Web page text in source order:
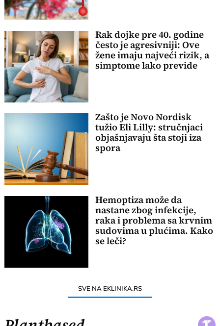
Rak dojke pre 40. godine
često je agresivniji: Ove
žene imaju najveći rizik, a
simptome lako previde
Zašto je Novo Nordisk
tužio Eli Lilly: stručnjaci
objašnjavaju šta stoji iza
spora
Hemoptiza može da
nastane zbog infekcije,
raka i problema sa krvnim
sudovima u plućima. Kako
se leči?
SVE NA EKLINIKA.RS